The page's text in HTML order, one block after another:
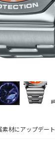
材にアップデート